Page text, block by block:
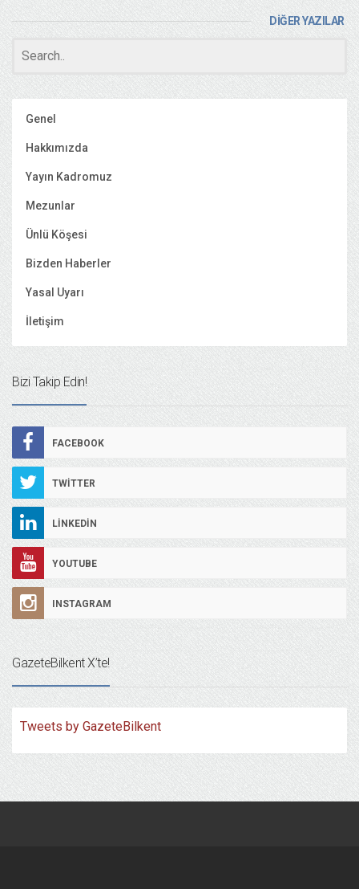
DİĞER YAZILAR
Genel
Hakkımızda
Yayın Kadromuz
Mezunlar
Ünlü Köşesi
Bizden Haberler
Yasal Uyarı
İletişim
Bizi Takip Edin!
FACEBOOK
TWITTER
LINKEDIN
YOUTUBE
INSTAGRAM
GazeteBilkent X’te!
Tweets by GazeteBilkent